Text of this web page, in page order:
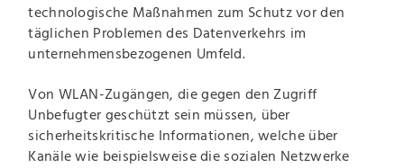
technologische Maßnahmen zum Schutz vor den
täglichen Problemen des Datenverkehrs im
unternehmensbezogenen Umfeld.
Von WLAN-Zugängen, die gegen den Zugriff
Unbefugter geschützt sein müssen, über
sicherheitskritische Informationen, welche über
Kanäle wie beispielsweise die sozialen Netzwerke